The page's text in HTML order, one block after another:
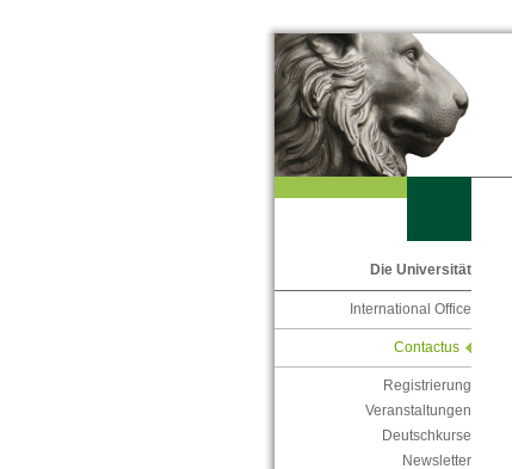
Die Universität
International Office
Contactus
Registrierung
Veranstaltungen
Deutschkurse
Newsletter